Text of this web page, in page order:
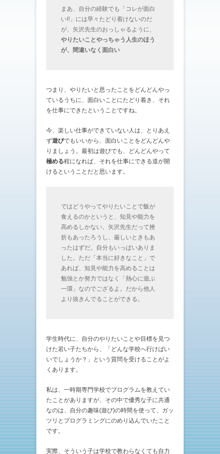
まあ、自分の経験でも「コレが面白
い!!」には早々たどり着けないのだ
が、矢沢先生のおっしゃるように、
やりたいことやっちゃう人生のほう
が、間違いなく面白い
つまり、やりたいと思ったことをどんどんやっ
ているうちに、面白いことにたどり着き、それ
を仕事にできたということですね。
今、楽しい仕事ができていない人は、とりあえ
ず遊びでもいいから、面白いことをどんどんや
りましょう。最初は遊びでも、どんどんやって
極める程になれば、それを仕事にできる道が開
けるということだと思います。
ではどうやってやりたいことで飯が
食えるのかというと、知見や能力を
高めるしかない。矢沢先生だって挫
折もあったろうし、厳しいときもあ
ったはずだ。自分もいっぱいありま
した。ただ「本当に好きなこと」で
あれば、知見や能力を高めることは
勉強とか努力ではなく「熱心に遊ぶ
一環」なのでござるよ。だから他人
より抜きんでることができる。
学生時代に、自分のやりたいことや目標を見つ
けた若い子たちから、「どんな学校へ行けばい
いでしょうか？」という質問を受けることがよ
くあります。
私は、一時期専門学校でプログラムを教えてい
たことがありますが、その中で優秀な子に共通
なのは、自分の趣味(遊び)の時間を使って、ガッ
ツリとプログラミングにのめり込んでいたこと
です。
実際、そういう子は学校で教わらなくても自力